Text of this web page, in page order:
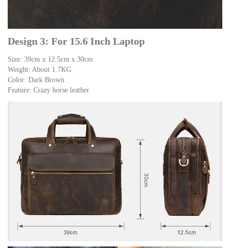
Design 3: For 15.6 Inch Laptop
Size: 39cm x 12.5cm x 30cm
Weight: About 1.7KG
Color: Dark Brown
Feature: Crazy horse leather